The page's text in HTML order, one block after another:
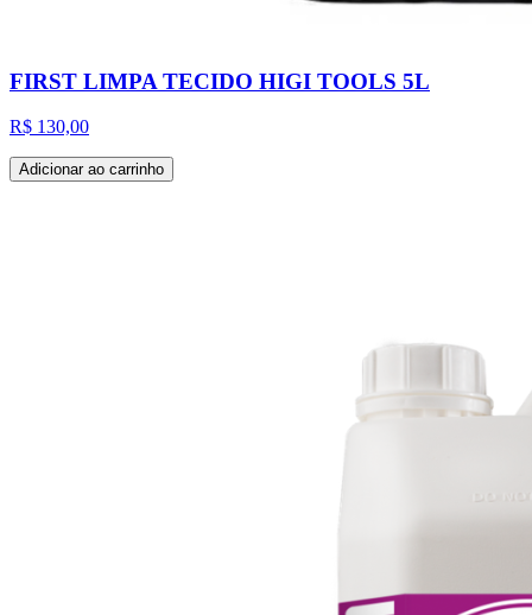
FIRST LIMPA TECIDO HIGI TOOLS 5L
R$ 130,00
Adicionar ao carrinho